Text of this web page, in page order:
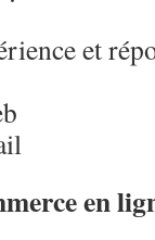
et
en